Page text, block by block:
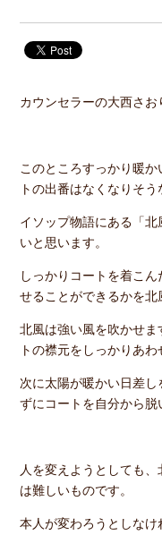
カウンセラーの大西さお
このところすっかり暖
トの出番はなくなりそう
イソップ物語にある「
いと思います。
しっかりコートを着こ
せることができるかを北
北風は強い風を吹かせ
トの襟元をしっかりあわ
次に太陽が暖かい日差
ずにコートを自分から脱
人を変えようとしても
は難しいものです。
本人が変わろうとしなけ